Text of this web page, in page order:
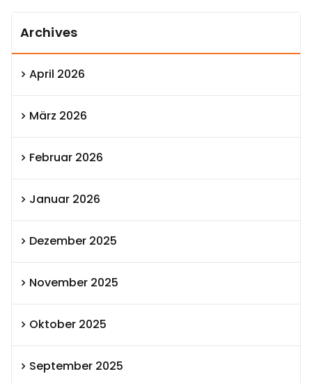
Archives
April 2026
März 2026
Februar 2026
Januar 2026
Dezember 2025
November 2025
Oktober 2025
September 2025